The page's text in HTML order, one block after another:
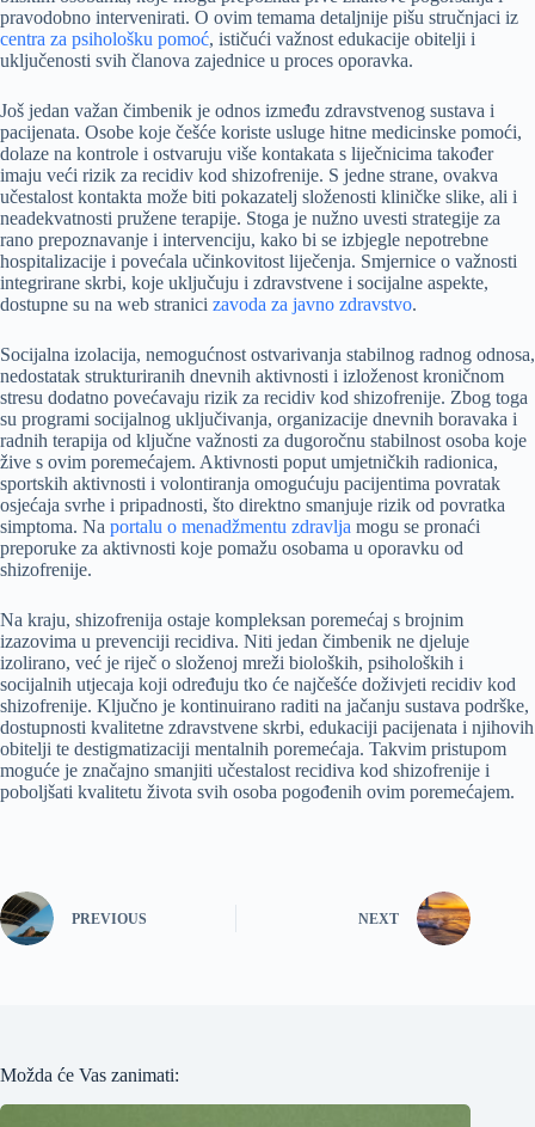
pravodobno intervenirati. O ovim temama detaljnije pišu stručnjaci iz
centra za psihološku pomoć, ističući važnost edukacije obitelji i
uključenosti svih članova zajednice u proces oporavka.
Još jedan važan čimbenik je odnos između zdravstvenog sustava i
pacijenata. Osobe koje češće koriste usluge hitne medicinske pomoći,
dolaze na kontrole i ostvaruju više kontakata s liječnicima također
imaju veći rizik za recidiv kod shizofrenije. S jedne strane, ovakva
učestalost kontakta može biti pokazatelj složenosti kliničke slike, ali i
neadekvatnosti pružene terapije. Stoga je nužno uvesti strategije za
rano prepoznavanje i intervenciju, kako bi se izbjegle nepotrebne
hospitalizacije i povećala učinkovitost liječenja. Smjernice o važnosti
integrirane skrbi, koje uključuju i zdravstvene i socijalne aspekte,
dostupne su na web stranici zavoda za javno zdravstvo.
Socijalna izolacija, nemogućnost ostvarivanja stabilnog radnog odnosa,
nedostatak strukturiranih dnevnih aktivnosti i izloženost kroničnom
stresu dodatno povećavaju rizik za recidiv kod shizofrenije. Zbog toga
su programi socijalnog uključivanja, organizacije dnevnih boravaka i
radnih terapija od ključne važnosti za dugoročnu stabilnost osoba koje
žive s ovim poremećajem. Aktivnosti poput umjetničkih radionica,
sportskih aktivnosti i volontiranja omogućuju pacijentima povratak
osjećaja svrhe i pripadnosti, što direktno smanjuje rizik od povratka
simptoma. Na portalu o menadžmentu zdravlja mogu se pronaći
preporuke za aktivnosti koje pomažu osobama u oporavku od
shizofrenije.
Na kraju, shizofrenija ostaje kompleksan poremećaj s brojnim
izazovima u prevenciji recidiva. Niti jedan čimbenik ne djeluje
izolirano, već je riječ o složenoj mreži bioloških, psiholoških i
socijalnih utjecaja koji određuju tko će najčešće doživjeti recidiv kod
shizofrenije. Ključno je kontinuirano raditi na jačanju sustava podrške,
dostupnosti kvalitetne zdravstvene skrbi, edukaciji pacijenata i njihovih
obitelji te destigmatizaciji mentalnih poremećaja. Takvim pristupom
moguće je značajno smanjiti učestalost recidiva kod shizofrenije i
poboljšati kvalitetu života svih osoba pogođenih ovim poremećajem.
PREVIOUS NEXT
Možda će Vas zanimati: